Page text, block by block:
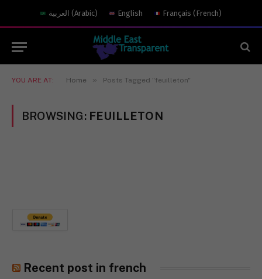
العربية (Arabic) English Français (French)
YOU ARE AT: Home » Posts Tagged "feuilleton"
BROWSING: FEUILLETON
Recent post in french